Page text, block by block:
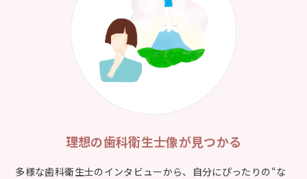
理想の歯科衛生士像が見つかる
多様な歯科衛生士のインタビューから、自分にぴったりの“な